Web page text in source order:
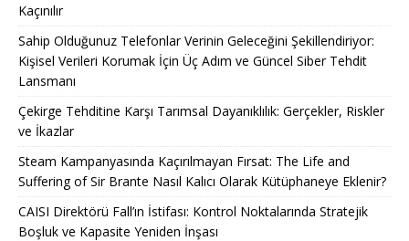
Kaçınılır
Sahip Olduğunuz Telefonlar Verinin Geleceğini Şekillendiriyor:
Kişisel Verileri Korumak İçin Üç Adım ve Güncel Siber Tehdit
Lansmanı
Çekirge Tehditine Karşı Tarımsal Dayanıklılık: Gerçekler, Riskler
ve İkazlar
Steam Kampanyasında Kaçırılmayan Fırsat: The Life and
Suffering of Sir Brante Nasıl Kalıcı Olarak Kütüphaneye Eklenir?
CAISI Direktörü Fall’ın İstifası: Kontrol Noktalarında Stratejik
Boşluk ve Kapasite Yeniden İnşası